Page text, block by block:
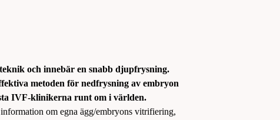
och innebär en snabb djupfrysning.
metoden för nedfrysning av embryon
IVF-klinikerna runt om i världen.
om egna ägg/embryons vitrifiering,